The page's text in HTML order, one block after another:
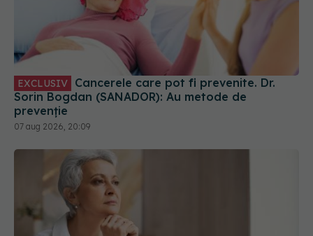
EXCLUSIV
Sorin Bogdan (SANADOR): Au metode de
prevenție
07 aug 2026, 20:09